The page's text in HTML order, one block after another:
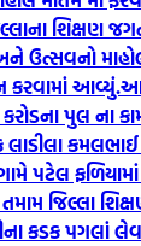
શિક્ષણ
ઉત્સવનો
કરવામાં આવ્યું.
કરોડના પુલ ના
લાડીલા
પટેલ
જિલ્લા
કડક પગલાં